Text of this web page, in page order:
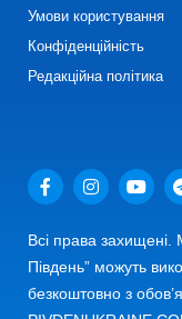
Умови користування
Конфіденційність
Редакційна політика
Всі права захищені.
Південь” можуть
безкоштовно з